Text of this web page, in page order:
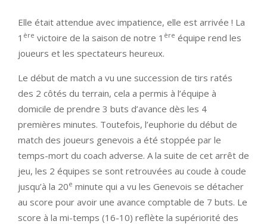
Elle était attendue avec impatience, elle est arrivée ! La
1 ère victoire de la saison de notre 1 ère équipe rend les
joueurs et les spectateurs heureux.
Le début de match a vu une succession de tirs ratés
des 2 côtés du terrain, cela a permis à l’équipe à
domicile de prendre 3 buts d’avance dès les 4
premières minutes. Toutefois, l’euphorie du début de
match des joueurs genevois a été stoppée par le
temps-mort du coach adverse. A la suite de cet arrêt de
jeu, les 2 équipes se sont retrouvées au coude à coude
jusqu’à la 20e minute qui a vu les Genevois se détacher
au score pour avoir une avance comptable de 7 buts. Le
score à la mi-temps (16-10) reflète la supériorité des